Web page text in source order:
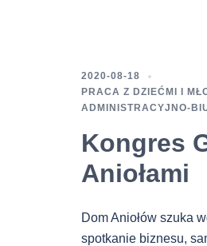
2020-08-18
PRACA Z DZIEĆMI I
ADMINISTRACYJNO-
Kongres
Aniołami
Dom Aniołów szuka
spotkanie biznesu,